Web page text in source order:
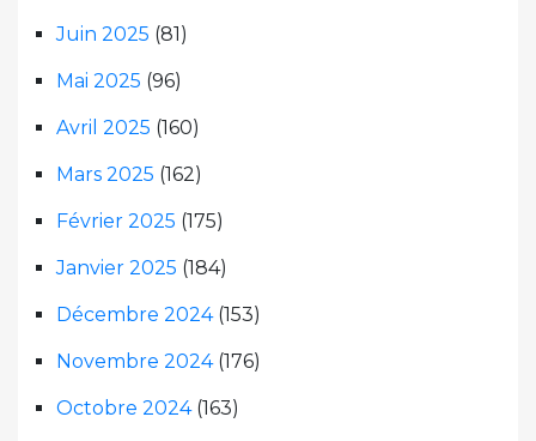
Juin 2025 (81)
Mai 2025 (96)
Avril 2025 (160)
Mars 2025 (162)
Février 2025 (175)
Janvier 2025 (184)
Décembre 2024(153)
Novembre 2024(176)
Octobre 2024(163)